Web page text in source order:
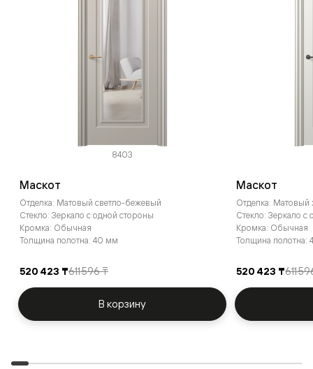
8403
Маскот
Отделка: Матовый светло-бежевый
Стекло: Зеркало с одной стороны
Кромка: Обычная
Толщина полотна: 40 мм
520 423 ₸611 596 ₸
В корзину
Маскот
Отделка:
Стекло: Зеркало с
Кромка: Обычная
Толщина полотна:
520 423 ₸611